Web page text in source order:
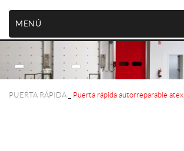
MENÚ
PUERTA RÁPIDA Puerta rápida autorreparable atex